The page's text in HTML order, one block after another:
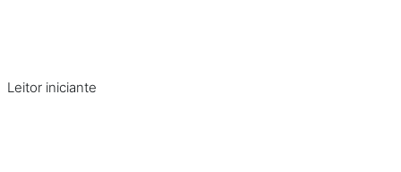
Leitor iniciante